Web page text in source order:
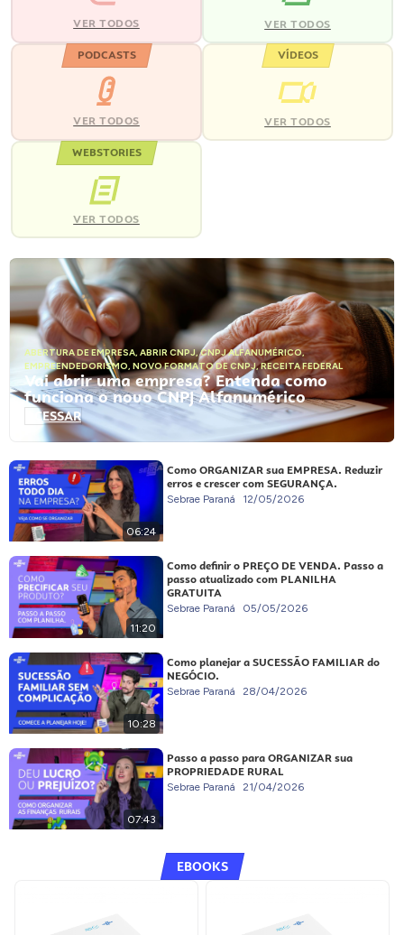
VER TODOS VER TODOS
PODCASTS
VER TODOS
VÍDEOS
VER TODOS
WEBSTORIES
VER TODOS
ABERTURA DE EMPRESA, ABRIR CNPJ,CNPJ ALFANUMÉRICO,
EMPREENDEDORISMO, NOVO FORMATO DE CNPJ,RECEITA FEDERAL
Vai abrir uma empresa? Entenda como
funciona o novo CNPJ Alfanumérico
ACESSAR
06:24
Como ORGANIZAR sua EMPRESA. Reduzir
erros e crescer com SEGURANÇA.
Sebrae Paraná 12/05/2026
11:20
Como definir o PREÇO DE VENDA. Passo a
passo atualizado com PLANILHA
GRATUITA
Sebrae Paraná 05/05/2026
10:28
Como planejar a SUCESSÃO FAMILIAR do
NEGÓCIO.
Sebrae Paraná 28/04/2026
07:43
Passo a passo para ORGANIZAR sua
PROPRIEDADE RURAL
Sebrae Paraná 21/04/2026
EBOOKS